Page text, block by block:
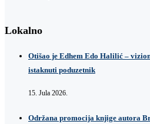
Lokalno
Otišao je Edhem Edo Halilić –
istaknuti poduzetnik
15. Jula 2026.
Održana promocija knjige autora